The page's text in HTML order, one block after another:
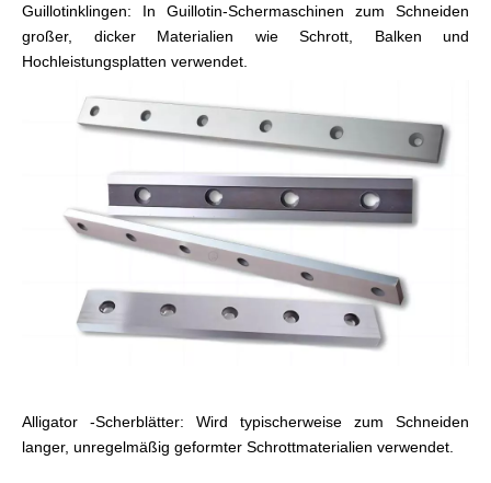
Guillotinklingen: In Guillotin-Schermaschinen zum Schneiden
großer, dicker Materialien wie Schrott, Balken und
Hochleistungsplatten verwendet.
Alligator -Scherblätter: Wird typischerweise zum Schneiden
langer, unregelmäßig geformter Schrottmaterialien verwendet.